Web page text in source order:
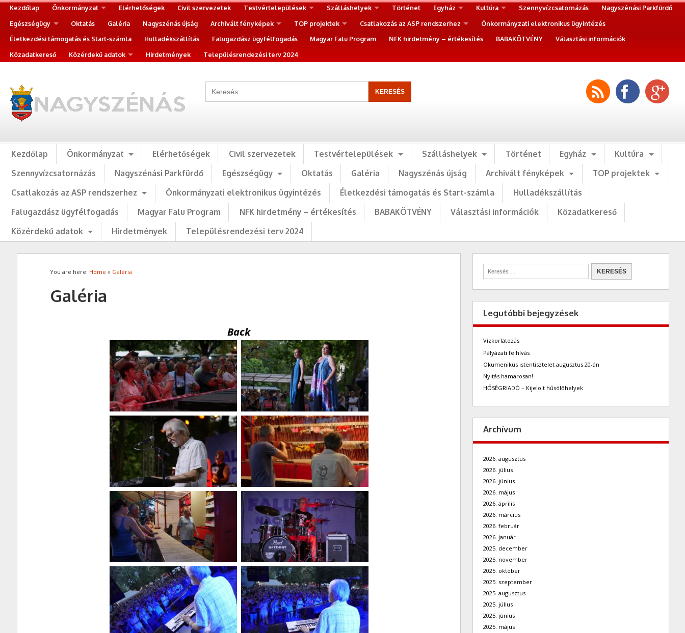
Kezdőlap Önkormányzat Elérhetőségek Civil szervezetek Testvértelepülések Szálláshelyek Történet Egyház Kultúra Szennyvízcsatornázás
Nagyszénási Parkfürdő
Egészségügy
Oktatás Galéria Nagyszénás újság Archivált fényképek TOP projektek Csatlakozás az ASP rendszerhez
Önkormányzati elektronikus ügyintézés
Életkezdési támogatás és Start-számla
Hulladékszállítás Falugazdász ügyfélfogadás Magyar Falu Program NFK hirdetmény – értékesítés BABAKÖTVÉNY
Választási információk
Közadatkereső
Közérdekű adatok Hirdetmények Településrendezési terv 2024
Kezdőlap Önkormányzat Elérhetőségek Civil szervezetek Testvértelepülések Szálláshelyek Történet Egyház
Kultúra
Szennyvízcsatornázás
Nagyszénási Parkfürdő Egészségügy Oktatás Galéria Nagyszénás újság Archivált fényképek
TOP projektek
Csatlakozás az ASP rendszerhez
Önkormányzati elektronikus ügyintézés Életkezdési támogatás és Start-számla
Hulladékszállítás
Falugazdász ügyfélfogadás
Magyar Falu Program NFK hirdetmény – értékesítés BABAKÖTVÉNY Választási információk
Közadatkereső
Közérdekű adatok
Hirdetmények Településrendezési terv 2024
You are here: Home » Galéria
Galéria
Back
Legutóbbi bejegyzések
Vízkorlátozás
Pályázati felhívás
Ökumenikus istentisztelet augusztus 20-án
Nyitás hamarosan!
HŐSÉGRIADÓ – Kijelölt hűsölőhelyek
Archívum
2026. augusztus
2026. július
2026. június
2026. május
2026. április
2026. március
2026. február
2026. január
2025. december
2025. november
2025. október
2025. szeptember
2025. augusztus
2025. július
2025. június
2025. május